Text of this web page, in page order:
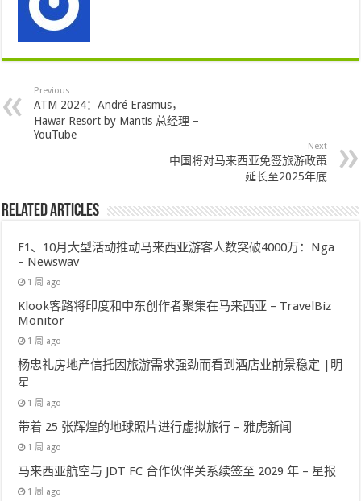
Previous
ATM 2024：André Erasmus，
Hawar Resort by Mantis 总经理 –
YouTube
Next
中国将对马来西亚免签旅游政策
延长至2025年底
Related Articles
F1、10月大型活动推动马来西亚游客人数突破4000万：Nga
– Newswav
1 周 ago
Klook客路将印度和中东创作者聚集在马来西亚 – TravelBiz
Monitor
1 周 ago
杨忠礼房地产信托因旅游需求强劲而看到酒店业前景稳定 |明
星
1 周 ago
带着 25 张辉煌的地球照片进行虚拟旅行 – 雅虎新闻
1 周 ago
马来西亚航空与 JDT FC 合作伙伴关系续签至 2029 年 – 星报
1 周 ago